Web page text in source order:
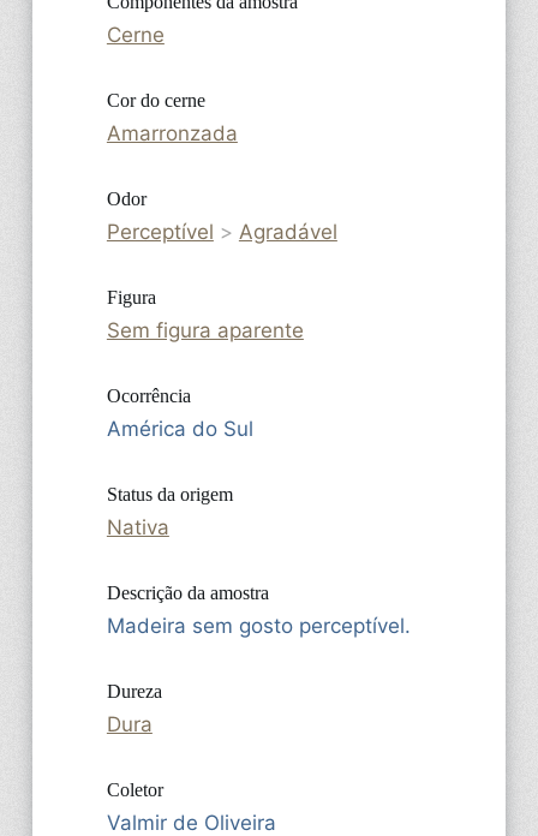
Cerne
Cor do cerne
Amarronzada
Odor
Perceptível > Agradável
Figura
Sem figura aparente
Ocorrência
América do Sul
Status da origem
Nativa
Descrição da amostra
Madeira sem gosto perceptível.
Dureza
Dura
Coletor
Valmir de Oliveira